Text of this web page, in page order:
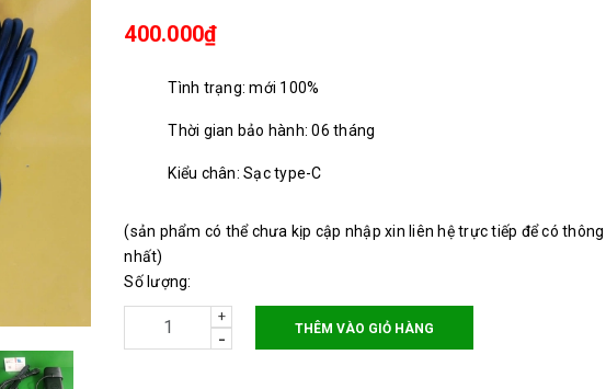
400.000₫
Tình trạng: mới 100%
Thời gian bảo hành: 06 tháng
Kiểu chân: Sạc type-C
(sản phẩm có thể chưa kịp cập nhập xin liên hệ trực tiếp để có
nhất)
Số lượng:
+
- THÊM VÀO GIỎ HÀNG